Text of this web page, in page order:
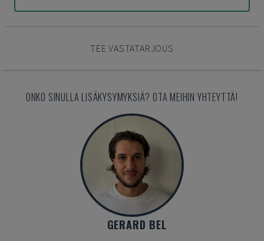
TEE VASTATARJOUS
ONKO SINULLA LISÄKYSYMYKSIÄ? OTA MEIHIN YHTEYTTÄ!
GERARD BEL